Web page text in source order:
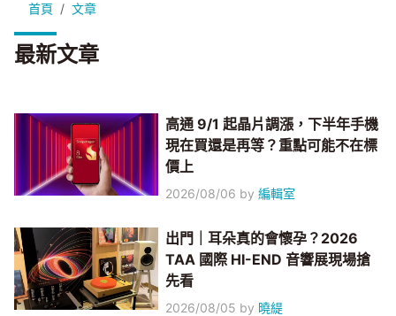
首頁 文章
最新文章
高通 9/1 起晶片調漲，下半年手機
現在買還是再等？重點可能不在標
價上
2026/08/06 by編輯室
出門｜耳朵真的會懷孕？2026
TAA 國際 HI-END 音響展現場搶
先看
2026/08/05 by 曉緹